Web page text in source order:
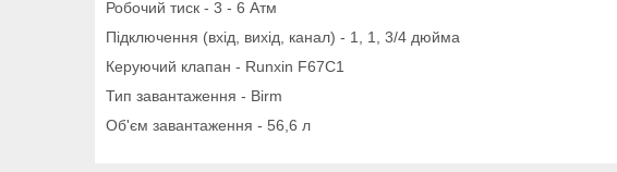
Робочий тиск - 3 - 6 Атм
Підключення (вхід, вихід, канал) - 1, 1, 3/4 дюйма
Керуючий клапан - Runxin F67C1
Тип завантаження - Birm
Об'єм завантаження - 56,6 л